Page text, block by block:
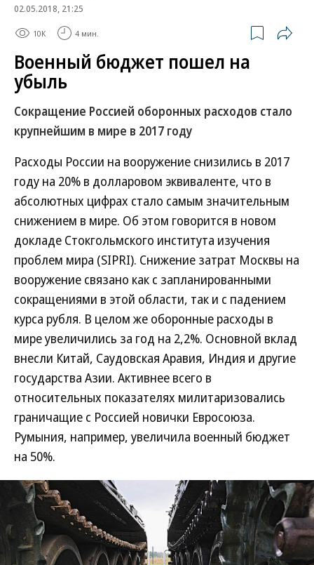
02.05.2018, 21:25
10K 4 мин.
Военный бюджет пошел на
убыль
Сокращение Россией оборонных расходов стало
крупнейшим в мире в 2017 году
Расходы России на вооружение снизились в 2017
году на 20% в долларовом эквиваленте, что в
абсолютных цифрах стало самым значительным
снижением в мире. Об этом говорится в новом
докладе Стокгольмского института изучения
проблем мира (SIPRI). Снижение затрат Москвы на
вооружение связано как с запланированными
сокращениями в этой области, так и с падением
курса рубля. В целом же оборонные расходы в
мире увеличились за год на 2,2%. Основной вклад
внесли Китай, Саудовская Аравия, Индия и другие
государства Азии. Активнее всего в
относительных показателях милитаризовались
граничащие с Россией новички Евросоюза.
Румыния, например, увеличила военный бюджет
на 50%.